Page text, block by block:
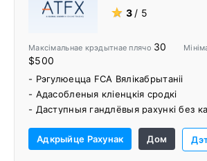
- 4500+ адзіночных акцый і ETF
- Версія MetaTrader Supreme
- Мінімальны дэпазіт 1 долар
- Ісламскія рахункі
★ 3 / 5
Максімальнае крэдытнае плячо 30
$500
- Рэгулюецца FCA Вялікабрытаніі
- Адасобленыя кліенцкія сродкі
- Даступныя гандлёвыя рахункі без
- Стаўкі на спрэд для Вялікабрытаніі
- Бясплатны VPS (у залежнасці ад
Адкрыйце Рахунак Дом